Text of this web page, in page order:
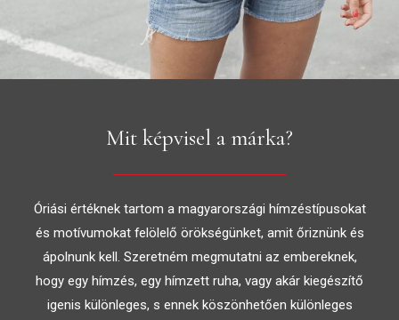
Mit képvisel a márka?
Óriási értéknek tartom a magyarországi hímzéstípusokat
és motívumokat felölelő örökségünket, amit őriznünk és
ápolnunk kell. Szeretném megmutatni az embereknek,
hogy egy hímzés, egy hímzett ruha, vagy akár kiegészítő
igenis különleges, s ennek köszönhetően különleges